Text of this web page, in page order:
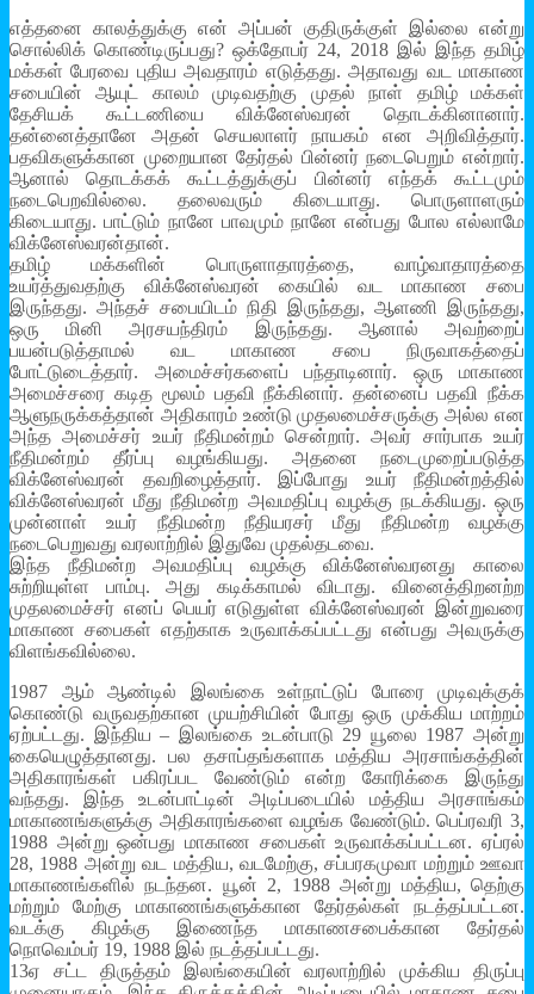
எத்தனை காலத்துக்கு என் அப்பன் குதிருக்குள் இல்லை என்று
சொல்லிக் கொண்டிருப்பது? ஒக்தோபர் 24, 2018 இல் இந்த தமிழ்
மக்கள் பேரவை புதிய அவதாரம் எடுத்தது. அதாவது வட மாகாண
சபையின் ஆயுட் காலம் முடிவதற்கு முதல் நாள் தமிழ் மக்கள்
தேசியக் கூட்டணியை விக்னேஸ்வரன் தொடக்கினானார்.
தன்னைத்தானே அதன் செயலாளர் நாயகம் என அறிவித்தார்.
பதவிகளுக்கான முறையான தேர்தல் பின்னர் நடைபெறும் என்றார்.
ஆனால் தொடக்கக் கூட்டத்துக்குப் பின்னர் எந்தக் கூட்டமும்
நடைபெறவில்லை. தலைவரும் கிடையாது. பொருளாளரும்
கிடையாது. பாட்டும் நானே பாவமும் நானே என்பது போல எல்லாமே
விக்னேஸ்வரன்தான்.
தமிழ் மக்களின் பொருளாதாரத்தை, வாழ்வாதாரத்தை
உயர்த்துவதற்கு விக்னேஸ்வரன் கையில் வட மாகாண சபை
இருந்தது. அந்தச் சபையிடம் நிதி இருந்தது, ஆளணி இருந்தது,
ஒரு மினி அரசயந்திரம் இருந்தது. ஆனால் அவற்றைப்
பயன்படுத்தாமல் வட மாகாண சபை நிருவாகத்தைப்
போட்டுடைத்தார். அமைச்சர்களைப் பந்தாடினார். ஒரு மாகாண
அமைச்சரை கடித மூலம் பதவி நீக்கினார். தன்னைப் பதவி நீக்க
ஆளுநருக்கத்தான் அதிகாரம் உண்டு முதலமைச்சருக்கு அல்ல என
அந்த அமைச்சர் உயர் நீதிமன்றம் சென்றார். அவர் சார்பாக உயர்
நீதிமன்றம் தீர்ப்பு வழங்கியது. அதனை நடைமுறைப்படுத்த
விக்னேஸ்வரன் தவறிழைத்தார். இப்போது உயர் நீதிமன்றத்தில்
விக்னேஸ்வரன் மீது நீதிமன்ற அவமதிப்பு வழக்கு நடக்கியது. ஒரு
முன்னாள் உயர் நீதிமன்ற நீதியரசர் மீது நீதிமன்ற வழக்கு
நடைபெறுவது வரலாற்றில் இதுவே முதல்தடவை.
இந்த நீதிமன்ற அவமதிப்பு வழக்கு விக்னேஸ்வரனது காலை
சுற்றியுள்ள பாம்பு. அது கடிக்காமல் விடாது. வினைத்திறனற்ற
முதலமைச்சர் எனப் பெயர் எடுதுள்ள விக்னேஸ்வரன் இன்றுவரை
மாகாண சபைகள் எதற்காக உருவாக்கப்பட்டது என்பது அவருக்கு
விளங்கவில்லை.
1987 ஆம் ஆண்டில் இலங்கை உள்நாட்டுப் போரை முடிவுக்குக்
கொண்டு வருவதற்கான முயற்சியின் போது ஒரு முக்கிய மாற்றம்
ஏற்பட்டது. இந்திய – இலங்கை உடன்பாடு 29 யூலை 1987 அன்று
கையெழுத்தானது. பல தசாப்தங்களாக மத்திய அரசாங்கத்தின்
அதிகாரங்கள் பகிரப்பட வேண்டும் என்ற கோரிக்கை இருந்து
வந்தது. இந்த உடன்பாட்டின் அடிப்படையில் மத்திய அரசாங்கம்
மாகாணங்களுக்கு அதிகாரங்களை வழங்க வேண்டும். பெப்ரவரி 3,
1988 அன்று ஒன்பது மாகாண சபைகள் உருவாக்கப்பட்டன. ஏப்ரல்
28, 1988 அன்று வட மத்திய, வடமேற்கு, சப்பரகமுவா மற்றும் ஊவா
மாகாணங்களில் நடந்தன. யூன் 2, 1988 அன்று மத்திய, தெற்கு
மற்றும் மேற்கு மாகாணங்களுக்கான தேர்தல்கள் நடத்தப்பட்டன.
வடக்கு கிழக்கு இணைந்த மாகாணசபைக்கான தேர்தல்
நொவெம்பர் 19, 1988 இல் நடத்தப்பட்டது.
13ஏ சட்ட திருத்தம் இலங்கையின் வரலாற்றில் முக்கிய திருப்பு